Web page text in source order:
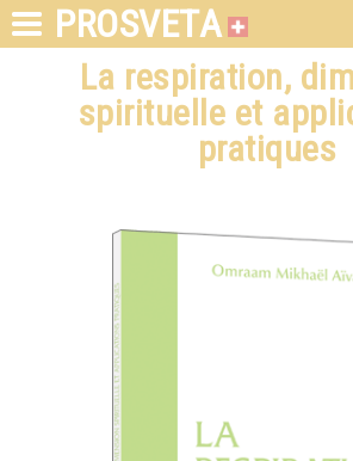
PROSVETA
La respiration,
spirituelle et
pratiques